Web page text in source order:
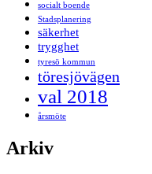
socialt boende
Stadsplanering
säkerhet
trygghet
tyresö kommun
töresjövägen
val 2018
årsmöte
Arkiv